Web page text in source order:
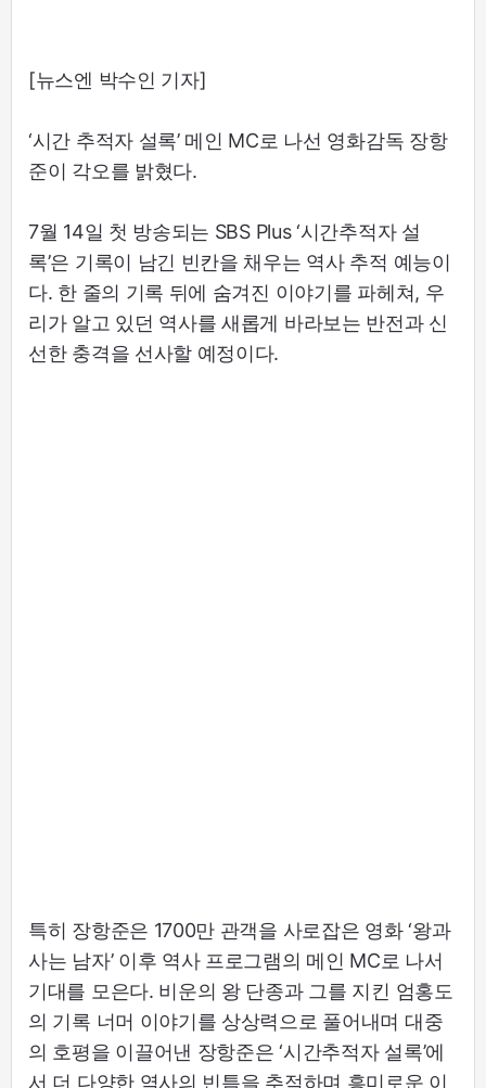
[뉴스엔 박수인 기자]
‘시간 추적자 설록’ 메인 MC로 나선 영화감독 장항
준이 각오를 밝혔다.
7월 14일 첫 방송되는 SBS Plus ‘시간추적자 설
록’은 기록이 남긴 빈칸을 채우는 역사 추적 예능이
다. 한 줄의 기록 뒤에 숨겨진 이야기를 파헤쳐, 우
리가 알고 있던 역사를 새롭게 바라보는 반전과 신
선한 충격을 선사할 예정이다.
특히 장항준은 1700만 관객을 사로잡은 영화 ‘왕과
사는 남자’ 이후 역사 프로그램의 메인 MC로 나서
기대를 모은다. 비운의 왕 단종과 그를 지킨 엄홍도
의 기록 너머 이야기를 상상력으로 풀어내며 대중
의 호평을 이끌어낸 장항준은 ‘시간추적자 설록’에
서 더 다양한 역사의 빈틈을 추적하며 흥미로운 이